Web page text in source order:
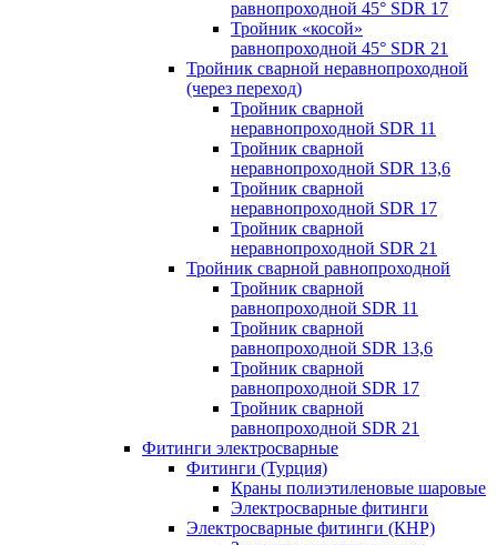
равнопроходной 45° SDR 17
Тройник «косой»
равнопроходной 45° SDR 21
Тройник сварной неравнопроходной
(через переход)
Тройник сварной
неравнопроходной SDR 11
Тройник сварной
неравнопроходной SDR 13,6
Тройник сварной
неравнопроходной SDR 17
Тройник сварной
неравнопроходной SDR 21
Тройник сварной равнопроходной
Тройник сварной
равнопроходной SDR 11
Тройник сварной
равнопроходной SDR 13,6
Тройник сварной
равнопроходной SDR 17
Тройник сварной
равнопроходной SDR 21
Фитинги электросварные
Фитинги (Турция)
Краны полиэтиленовые шаровые
Электросварные фитинги
Электросварные фитинги (КНР)